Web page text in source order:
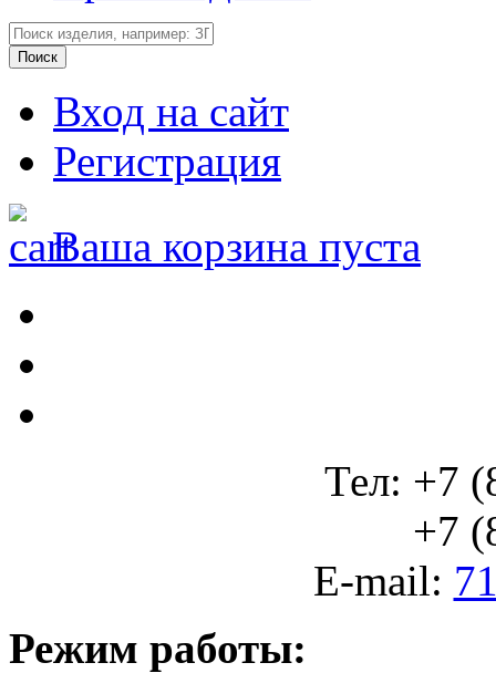
Вход на сайт
Регистрация
Ваша корзина пуста
Тел: +7
+7
E-mail:
Режим работы: